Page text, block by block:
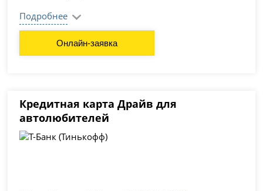
Подробнее
Онлайн-заявка
Кредитная карта Драйв для
автолюбителей